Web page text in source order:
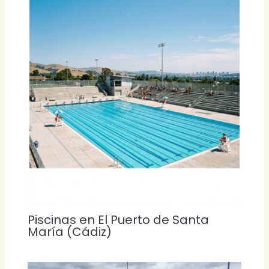
Piscinas en El Puerto de Santa
María (Cádiz)